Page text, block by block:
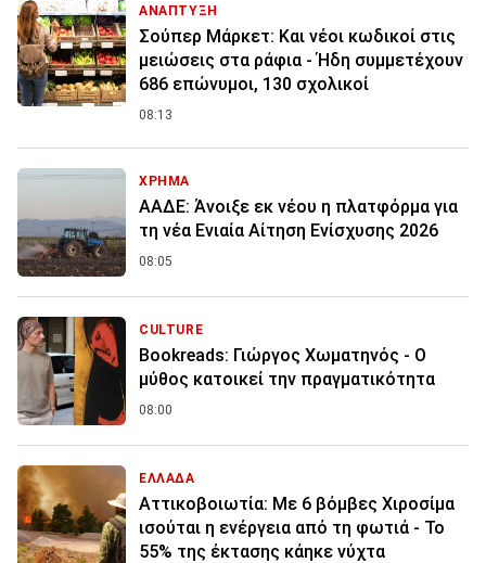
ΑΝΑΠΤΥΞΗ
Σούπερ Μάρκετ: Και νέοι κωδικοί στις
μειώσεις στα ράφια - Ήδη συμμετέχουν
686 επώνυμοι, 130 σχολικοί
08:13
ΧΡΗΜΑ
ΑΑΔΕ: Άνοιξε εκ νέου η πλατφόρμα για
τη νέα Ενιαία Αίτηση Ενίσχυσης 2026
08:05
CULTURE
Bookreads: Γιώργος Χωματηνός - Ο
μύθος κατοικεί την πραγματικότητα
08:00
ΕΛΛΑΔΑ
Αττικοβοιωτία: Με 6 βόμβες Χιροσίμα
ισούται η ενέργεια από τη φωτιά - Το
55% της έκτασης κάηκε νύχτα